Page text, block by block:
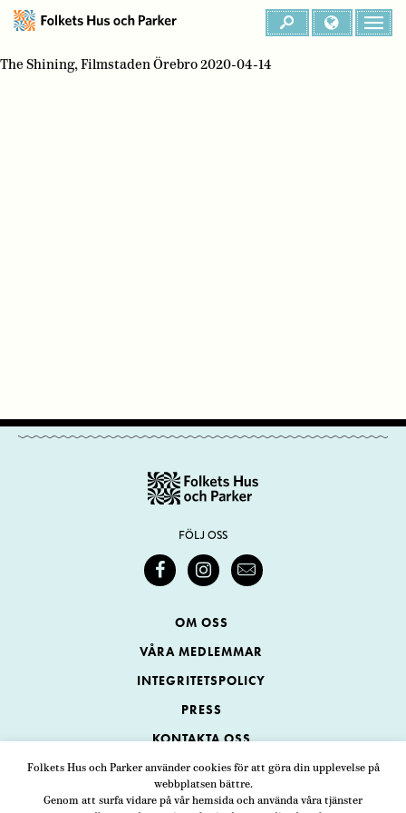
Folkets Hus och Parker använder cookies för att göra din upplevelse på
webbplatsen bättre.
Genom att surfa vidare på vår hemsida och använda våra tjänster
The Shining, Filmstaden Örebro 2020-04-14
FÖLJ OSS
OM OSS
VÅRA MEDLEMMAR
INTEGRITETSPOLICY
PRESS
KONTAKTA OSS
Folkets Hus och Parker